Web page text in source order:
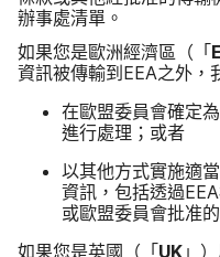
辦事​處​清單。
如果​您​是​歐洲​經濟區（​「
資訊​被​傳輸​到 EEA之​外，​
在​歐盟​委員會​確定​
進行​處理​；​或​者
以​其他​方式​實施​適
資訊，​包括​透過EEA
或​歐盟​委員會​批准​
如果​您​是​英國​（​「UK 」​